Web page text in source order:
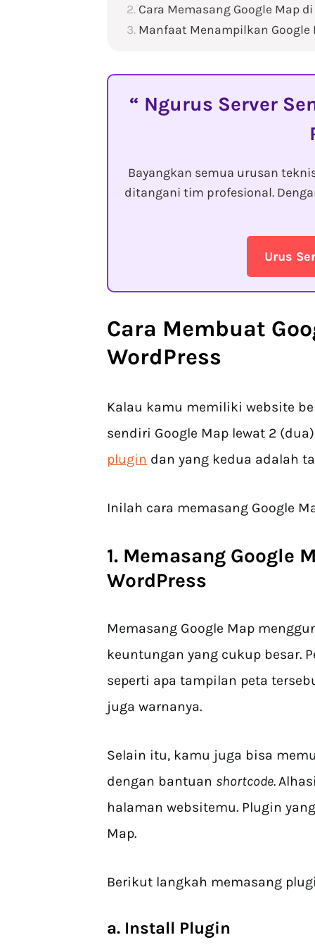
Cara Memasang Google Map
Manfaat Menampilkan
Ngurus Server
Bayangkan semua urusan
ditangani tim profesional.
Urus
Cara Membuat
WordPress
Kalau kamu memiliki website
sendiri Google Map lewat 2
plugin dan yang kedua adalah
Inilah cara memasang Google
1. Memasang Google
WordPress
Memasang Google Map
keuntungan yang cukup besar.
seperti apa tampilan peta
juga warnanya.
Selain itu, kamu juga bisa
dengan bantuan shortcode.
halaman websitemu. Plugin
Map.
Berikut langkah memasang
a. Install Plugin